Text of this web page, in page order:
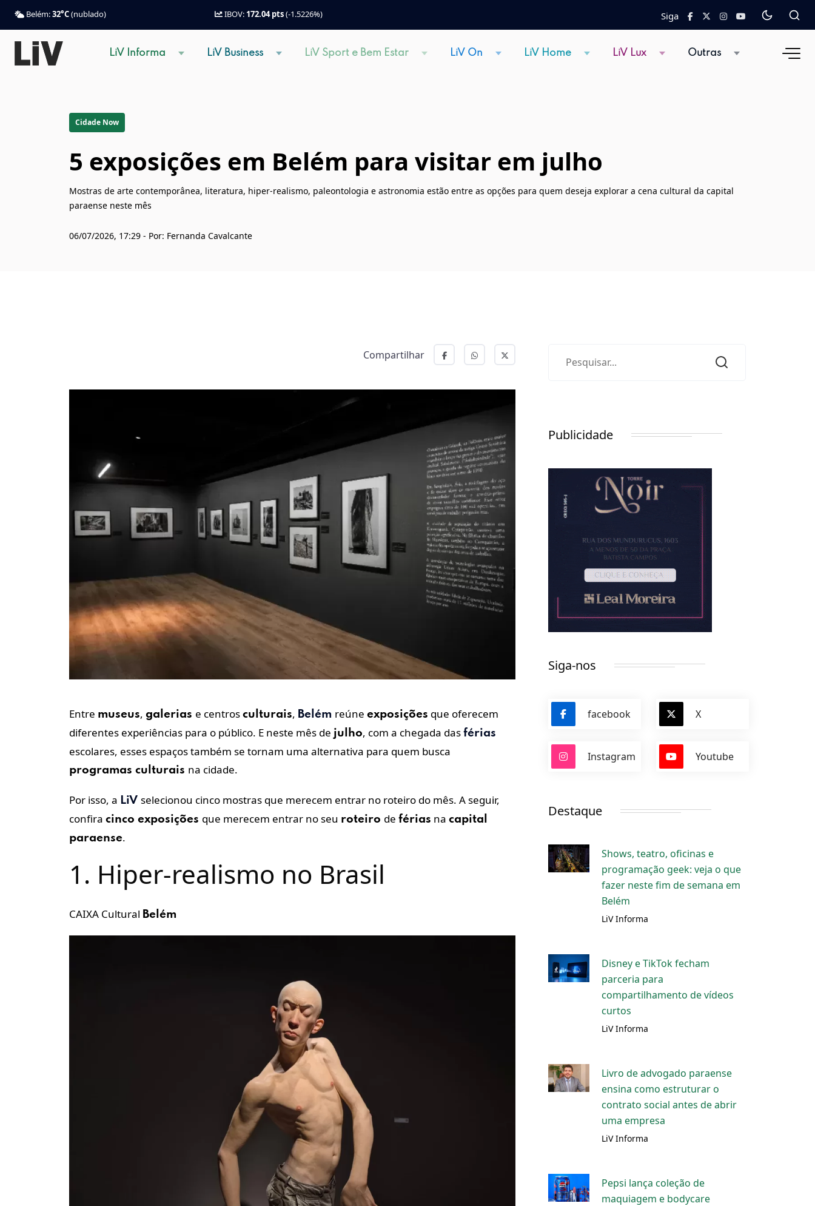
Belém:32°C(nublado) IBOV: 172.04 pts(-1.5226%) Siga
LiV Informa LiV Business LiV Sport e Bem Estar LiV On LiV Home LiV Lux Outras
Cidade Now
5 exposições em Belém para visitar em julho
Mostras de arte contemporânea, literatura, hiper-realismo, paleontologia e astronomia estão entre as opções para quem deseja explorar a cena cultural da capital
paraense neste mês
06/07/2026, 17:29 - Por: Fernanda Cavalcante
Compartilhar
Entre museus, galerias e centros culturais, Belém reúne exposições que oferecem
diferentes experiências para o público. E neste mês de julho, com a chegada das férias
escolares, esses espaços também se tornam uma alternativa para quem busca
programas culturais na cidade.
Por isso, a LiV selecionou cinco mostras que merecem entrar no roteiro do mês. A seguir,
confira cinco exposições que merecem entrar no seu roteiro de férias na capital
paraense.
1. Hiper-realismo no Brasil
CAIXA Cultural Belém
Publicidade
Siga-nos
facebook X
Instagram Youtube
Destaque
Shows, teatro, oficinas e
programação geek: veja o que
fazer neste fim de semana em
Belém
LiV Informa
Disney e TikTok fecham
parceria para
compartilhamento de vídeos
curtos
LiV Informa
Livro de advogado paraense
ensina como estruturar o
contrato social antes de abrir
uma empresa
LiV Informa
Pepsi lança coleção de
maquiagem e bodycare